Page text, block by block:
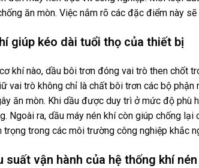
ăn mòn. Việc nắm rõ các đặc điểm này
giúp kéo dài tuổi thọ của thiết bị
khí nào, dầu bôi trơn đóng vai trò then chốt
vai trò không chỉ là chất bôi trơn các bộ phận
ăn mòn. Khi dầu được duy trì ở mức độ phù
Ngoài ra, dầu máy nén khí còn giúp chống
trong các môi trường công nghiệp khắc
suất vận hành của hệ thống khí nén